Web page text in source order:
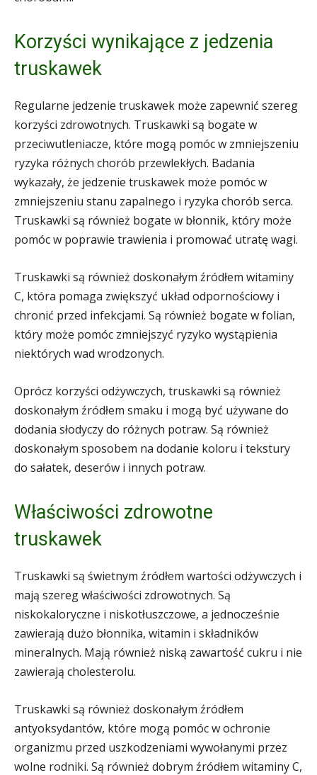
Korzyści wynikające z jedzenia
truskawek
Regularne jedzenie truskawek może zapewnić szereg
korzyści zdrowotnych. Truskawki są bogate w
przeciwutleniacze, które mogą pomóc w zmniejszeniu
ryzyka różnych chorób przewlekłych. Badania
wykazały, że jedzenie truskawek może pomóc w
zmniejszeniu stanu zapalnego i ryzyka chorób serca.
Truskawki są również bogate w błonnik, który może
pomóc w poprawie trawienia i promować utratę wagi.
Truskawki są również doskonałym źródłem witaminy
C, która pomaga zwiększyć układ odpornościowy i
chronić przed infekcjami. Są również bogate w folian,
który może pomóc zmniejszyć ryzyko wystąpienia
niektórych wad wrodzonych.
Oprócz korzyści odżywczych, truskawki są również
doskonałym źródłem smaku i mogą być używane do
dodania słodyczy do różnych potraw. Są również
doskonałym sposobem na dodanie koloru i tekstury
do sałatek, deserów i innych potraw.
Właściwości zdrowotne
truskawek
Truskawki są świetnym źródłem wartości odżywczych i
mają szereg właściwości zdrowotnych. Są
niskokaloryczne i niskotłuszczowe, a jednocześnie
zawierają dużo błonnika, witamin i składników
mineralnych. Mają również niską zawartość cukru i nie
zawierają cholesterolu.
Truskawki są również doskonałym źródłem
antyoksydantów, które mogą pomóc w ochronie
organizmu przed uszkodzeniami wywołanymi przez
wolne rodniki. Są również dobrym źródłem witaminy C,